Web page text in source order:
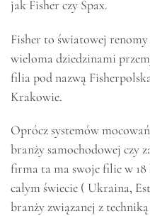
jak Fisher czy Spax.
Fisher to światowej
wieloma dziedzinami
filia pod nazwą
Krakowie.
Oprócz systemów
branży samochodowej czy
firma ta ma swoje filie w
całym świecie ( Ukraina,
branży związanej z